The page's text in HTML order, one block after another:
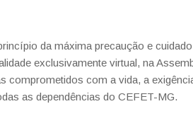
da máxima precaução e
exclusivamente virtual, na
comprometidos com a vida, a
as dependências do CEFET-MG.